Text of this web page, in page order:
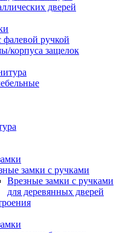
дверей
фалевой ручкой
корпуса защелок
замки с ручками
Врезные замки с ручками
для деревянных дверей